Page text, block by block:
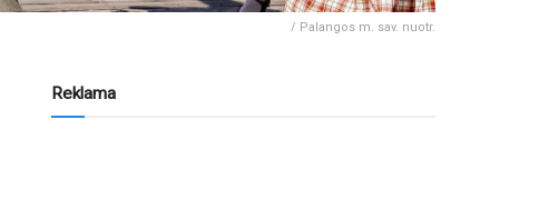
/ Palangos m. sav. nuotr.
Reklama